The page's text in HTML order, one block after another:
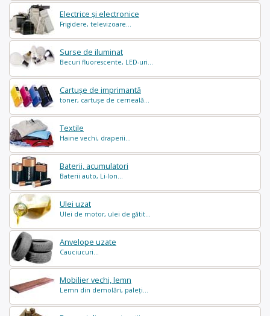
Electrice și electronice
Frigidere, televizoare...
Surse de iluminat
Becuri fluorescente, LED-uri...
Cartușe de imprimantă
toner, cartușe de cerneală...
Textile
Haine vechi, draperii...
Baterii, acumulatori
Baterii auto, Li-Ion...
Ulei uzat
Ulei de motor, ulei de gătit...
Anvelope uzate
Cauciucuri...
Mobilier vechi, lemn
Lemn din demolări, paleți...